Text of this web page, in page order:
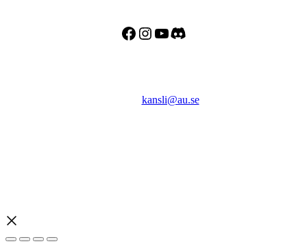
Facebook
Instagram
YouTube
Discord
kansli@au.se